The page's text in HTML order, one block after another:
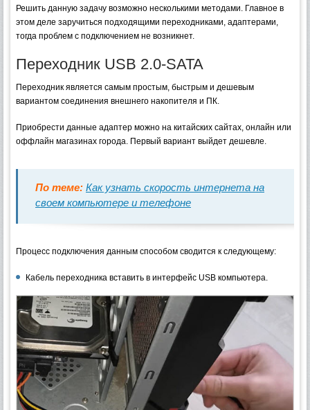
Решить данную задачу возможно несколькими методами. Главное в
этом деле заручиться подходящими переходниками, адаптерами,
тогда проблем с подключением не возникнет.
Переходник USB 2.0-SATA
Переходник является самым простым, быстрым и дешевым
вариантом соединения внешнего накопителя и ПК.
Приобрести данные адаптер можно на китайских сайтах, онлайн или
оффлайн магазинах города. Первый вариант выйдет дешевле.
По теме: Как узнать скорость интернета на
своем компьютере и телефоне
Процесс подключения данным способом сводится к следующему:
Кабель переходника вставить в интерфейс USB компьютера.